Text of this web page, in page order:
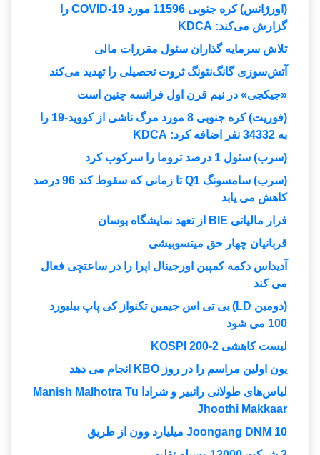
(اورژانس) کره جنوبی 11596 مورد COVID-19 را
گزارش می‌کند: KDCA
تلاش سرمایه گذاران سئول مقررات مالی
آتش‌سوزی گانگ‌نئونگ ثروت تحصیلی را تهدید می‌کند
«جیکجی» در نیم قرن اول فرانسه چنین است
(فوریت) کره جنوبی 8 مورد مرگ ناشی از کووید-19 را
به 34332 نفر اضافه کرد: KDCA
(سرب) سئول 1 درصد تروما را سرکوب کرد
(سرب) سامسونگ Q1 تا زمانی که سقوط کند 96 درصد
کاهش می یابد
فرار مالیاتی BIE از تعهد نمایشگاه بوسان
قربانیان چهار حق میتسوبیشی
آدیداس دکمه کمپین اورجینال اپرا را در ساعتچی فعال
می کند
(دومین LD) بی تی اس جیمین تکنواز کی پاپ بیلبورد
100 می شود
لیست کاهشی KOSPI 200-2
یون اولین مراسم را در روز KBO انجام می دهد
لباس‌های طولانی رانبیر و شرادا Manish Malhotra Tu
Jhoothi ​​Makkaar
Joongang DNM 10 میلیارد وون از طریق